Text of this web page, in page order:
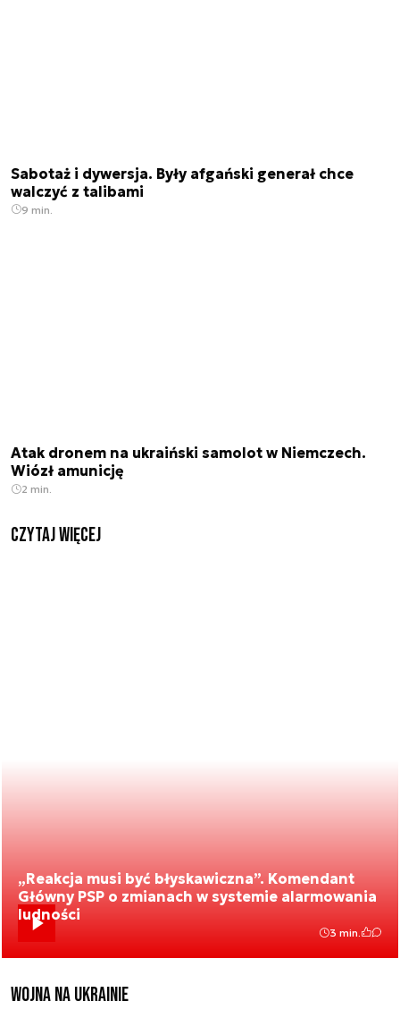
Sabotaż i dywersja. Były afgański generał chce
walczyć z talibami
9 min.
Atak dronem na ukraiński samolot w Niemczech.
Wiózł amunicję
2 min.
czytaj więcej
„Reakcja musi być błyskawiczna”. Komendant
Główny PSP o zmianach w systemie alarmowania
ludności
3 min.
Wojna na Ukrainie